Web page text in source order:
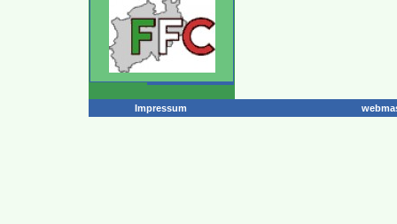
Impressum